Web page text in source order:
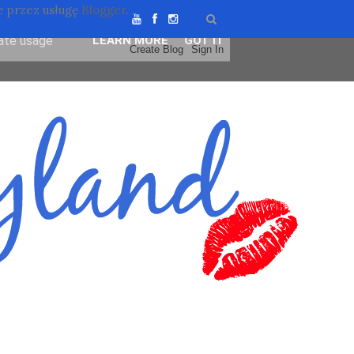
przez usługę Blogger.
agent
usage
LEARN MORE GOT IT